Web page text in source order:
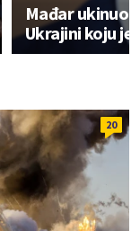
Mađar ukinuo
Ukrajini koju je
20